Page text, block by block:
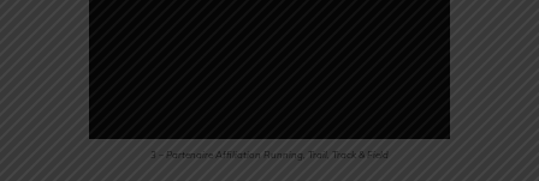
3 – Partenaire Affiliation Running, Trail, Track & Field